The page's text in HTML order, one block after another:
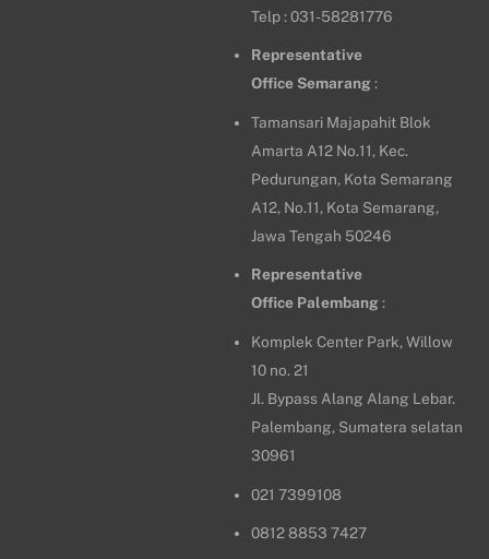
Telp : 031-58281776
Representative
Office Semarang:
Tamansari Majapahit Blok
Amarta A12 No.11, Kec.
Pedurungan, Kota Semarang
A12, No.11, Kota Semarang,
Jawa Tengah 50246
Representative
Office Palembang:
Komplek Center Park, Willow
10 no. 21
Jl. Bypass Alang Alang Lebar.
Palembang, Sumatera selatan
30961
021 7399108
0812 8853 7427